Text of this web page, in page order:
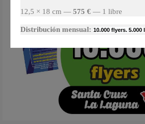
12,5 × 18 cm — 575 € — 1 libre
Distribución mensual: 10.000 flyers.